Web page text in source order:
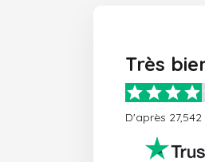
Très
D'après 27,542